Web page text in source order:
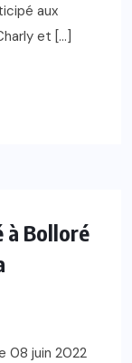
aux
et […]
à Bolloré
08 juin 2022